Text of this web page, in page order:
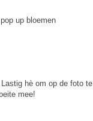
up bloemen
hè om op de foto te
mee!